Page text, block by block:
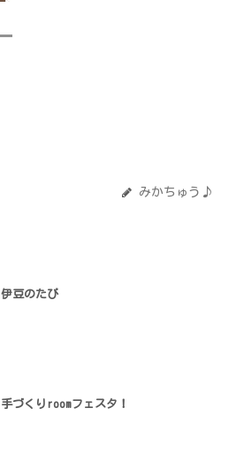
みかちゅう♪
伊豆のたび
手づくりroomフェスタ！